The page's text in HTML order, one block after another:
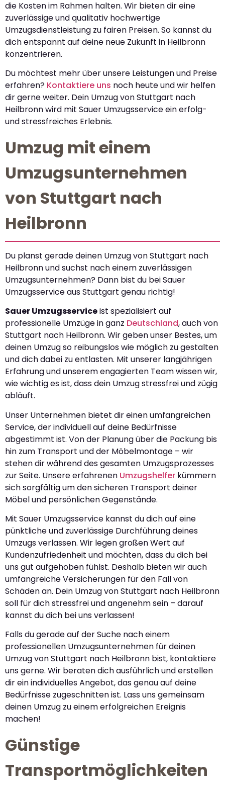
die Kosten im Rahmen halten. Wir bieten dir eine
zuverlässige und qualitativ hochwertige
Umzugsdienstleistung zu fairen Preisen. So kannst du
dich entspannt auf deine neue Zukunft in Heilbronn
konzentrieren.
Du möchtest mehr über unsere Leistungen und Preise
erfahren? Kontaktiere uns noch heute und wir helfen
dir gerne weiter. Dein Umzug von Stuttgart nach
Heilbronn wird mit Sauer Umzugsservice ein erfolg-
und stressfreiches Erlebnis.
Umzug mit einem
Umzugsunternehmen
von Stuttgart nach
Heilbronn
Du planst gerade deinen Umzug von Stuttgart nach
Heilbronn und suchst nach einem zuverlässigen
Umzugsunternehmen? Dann bist du bei Sauer
Umzugsservice aus Stuttgart genau richtig!
Sauer Umzugsserviceist spezialisiert auf
professionelle Umzüge in ganz Deutschland, auch von
Stuttgart nach Heilbronn. Wir geben unser Bestes, um
deinen Umzug so reibungslos wie möglich zu gestalten
und dich dabei zu entlasten. Mit unserer langjährigen
Erfahrung und unserem engagierten Team wissen wir,
wie wichtig es ist, dass dein Umzug stressfrei und zügig
abläuft.
Unser Unternehmen bietet dir einen umfangreichen
Service, der individuell auf deine Bedürfnisse
abgestimmt ist. Von der Planung über die Packung bis
hin zum Transport und der Möbelmontage – wir
stehen dir während des gesamten Umzugsprozesses
zur Seite. Unsere erfahrenen Umzugshelfer kümmern
sich sorgfältig um den sicheren Transport deiner
Möbel und persönlichen Gegenstände.
Mit Sauer Umzugsservice kannst du dich auf eine
pünktliche und zuverlässige Durchführung deines
Umzugs verlassen. Wir legen großen Wert auf
Kundenzufriedenheit und möchten, dass du dich bei
uns gut aufgehoben fühlst. Deshalb bieten wir auch
umfangreiche Versicherungen für den Fall von
Schäden an. Dein Umzug von Stuttgart nach Heilbronn
soll für dich stressfrei und angenehm sein – darauf
kannst du dich bei uns verlassen!
Falls du gerade auf der Suche nach einem
professionellen Umzugsunternehmen für deinen
Umzug von Stuttgart nach Heilbronn bist, kontaktiere
uns gerne. Wir beraten dich ausführlich und erstellen
dir ein individuelles Angebot, das genau auf deine
Bedürfnisse zugeschnitten ist. Lass uns gemeinsam
deinen Umzug zu einem erfolgreichen Ereignis
machen!
Günstige
Transportmöglichkeiten